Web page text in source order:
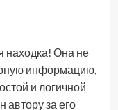
находка! Она не
информацию,
и логичной
автору за его